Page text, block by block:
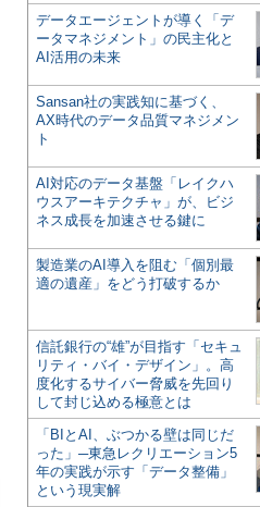
データエージェントが導く「デ
ータマネジメント」の民主化と
AI活用の未来
Sansan社の実践知に基づく、
AX時代のデータ品質マネジメン
ト
AI対応のデータ基盤「レイクハ
ウスアーキテクチャ」が、ビジ
ネス成長を加速させる鍵に
製造業のAI導入を阻む「個別最
適の遺産」をどう打破するか
信託銀行の“雄”が目指す「セキュ
リティ・バイ・デザイン」。高
度化するサイバー脅威を先回り
して封じ込める極意とは
「BIとAI、ぶつかる壁は同じだ
った」─東急レクリエーション5
年の実践が示す「データ整備」
という現実解